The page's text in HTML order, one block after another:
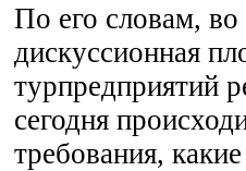
По его словам,
дискуссионная
турпредприятий
сегодня
требования,